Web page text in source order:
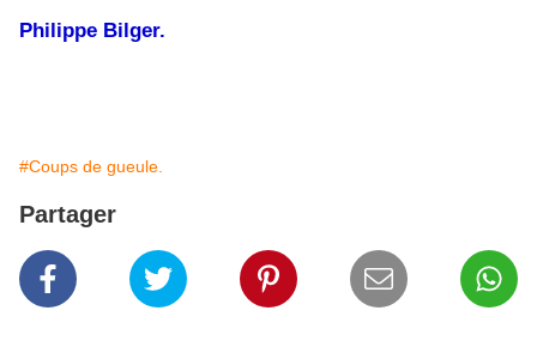
Philippe Bilger.
#Coups de gueule.
Partager